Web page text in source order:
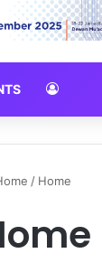
/ Home